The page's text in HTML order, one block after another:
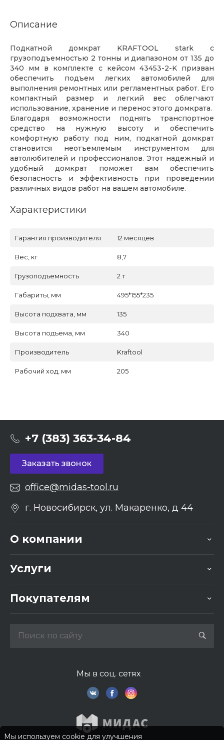
Описание
Подкатной домкрат KRAFTOOL stark с
грузоподъемностью 2 тонны и диапазоном от 135 до
340 мм в комплекте с кейсом 43453-2-K призван
обеспечить подъем легких автомобилей для
выполнения ремонтных или регламентных работ. Его
компактный размер и легкий вес облегчают
использование, хранение и перенос этого домкрата.
Благодаря возможности поднять транспортное
средство на нужную высоту и обеспечить
комфортную работу под ним, подкатной домкрат
становится неотъемлемым инструментом для
автолюбителей и профессионалов. Этот надежный и
удобный домкрат поможет вам обеспечить
безопасность и эффективность при проведении
различных видов работ на вашем автомобиле.
Характеристики
Гарантия производителя 12 месяцев
Вес, кг 8,7
Грузоподъемность 2 т
Габариты, мм 495*155*235
Высота подхвата, мм 135
Высота подъема, мм 340
Производитель Kraftool
Рабочий ход, мм 205
+7 (383) 363-34-84
Заказать звонок
office@midas-tool.ru
г. Новосибирск, ул. Макаренко, д 44
О компании
Услуги
Покупателям
Мы в соц. сетях
Мы используем cookie для улучшения